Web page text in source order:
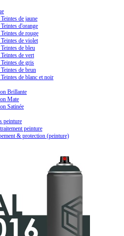
de jaune
d'orange
de rouge
de violet
de bleu
de vert
de gris
de brun
de blanc et noir
Brillante
Mate
Satinée
peinture
peinture
& protection (peinture)